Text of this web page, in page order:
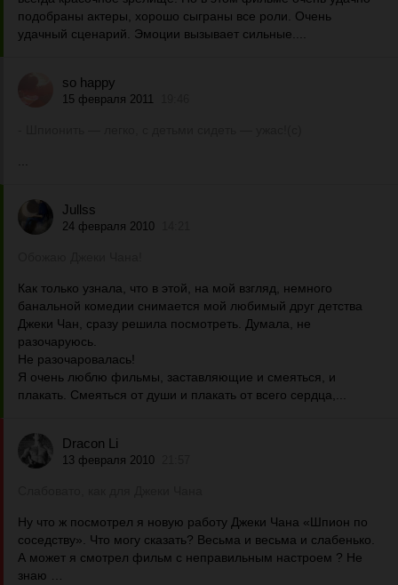
подобраны актеры, хорошо сыграны все роли. Очень
удачный сценарий. Эмоции вызывает сильные....
so happy
15 февраля 2011
Jullss
24 февраля 2010
Как только узнала, что в этой, на мой взгляд, немного
банальной комедии снимается мой любимый друг детства
Джеки Чан, сразу решила посмотреть. Думала, не
разочаруюсь.
Не разочаровалась!
Я очень люблю фильмы, заставляющие и смеяться, и
плакать. Смеяться от души и плакать от всего сердца,...
Dracon Li
13 февраля 2010
Ну что ж посмотрел я новую работу Джеки Чана «Шпион по
соседству». Что могу сказать? Весьма и весьма и слабенько.
А может я смотрел фильм с неправильным настроем ? Не
знаю …